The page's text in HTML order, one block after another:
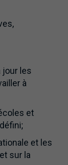
jour les
à
et
et les
sur la